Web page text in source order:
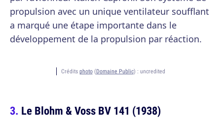
propulsion avec un unique ventilateur soufflant
a marqué une étape importante dans le
développement de la propulsion par réaction.
Crédits photo(Domaine Public) : uncredited
Le Blohm & Voss BV 141 (1938)